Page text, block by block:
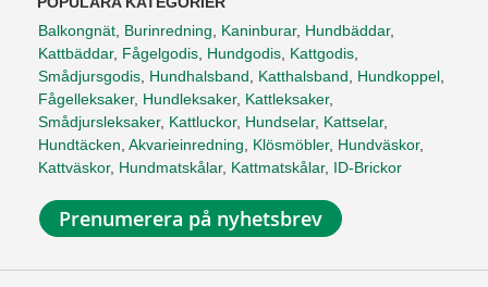
Balkongnät, Burinredning, Kaninburar, Hundbäddar,
Kattbäddar, Fågelgodis, Hundgodis, Kattgodis,
Smådjursgodis, Hundhalsband, Katthalsband, Hundkoppel,
Fågelleksaker, Hundleksaker, Kattleksaker,
Smådjursleksaker, Kattluckor, Hundselar, Kattselar,
Hundtäcken, Akvarieinredning, Klösmöbler, Hundväskor,
Kattväskor, Hundmatskålar, Kattmatskålar, ID-Brickor
Prenumerera på nyhetsbrev